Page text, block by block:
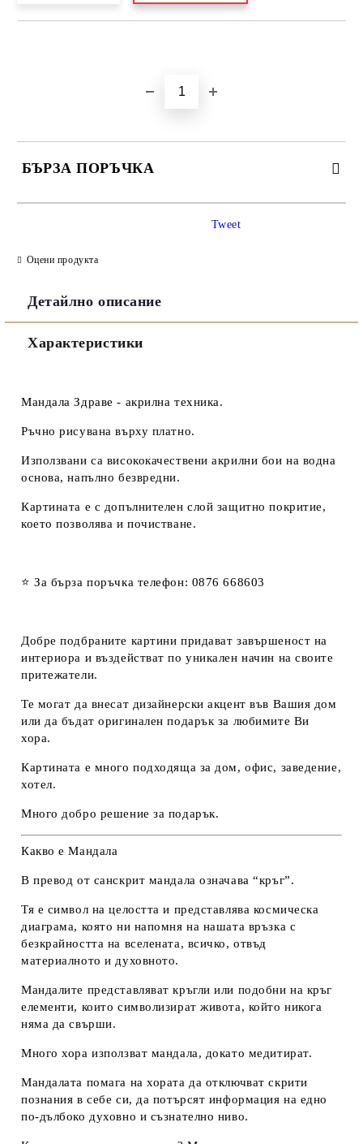
БЪРЗА ПОРЪЧКА
Ние ще се свържем с вас в рамките на работния ден.
Tweet
Оцени продукта
Детайлно описание
Характеристики
Мандала Здраве - акрилна техника.
Ръчно рисувана върху платно.
Използвани са висококачествени акрилни бои на водна
основа, напълно безвредни.
Картината е с допълнителен слой защитно покритие,
което позволява и почистване.
⭐ За бърза поръчка телефон: 0876 668603
Добре подбраните картини придават завършеност на
интериора и въздействат по уникален начин на своите
притежатели.
Те могат да внесат дизайнерски акцент във Вашия дом
или да бъдат оригинален подарък за любимите Ви
хора.
Картината е много подходяща за дом, офис, заведение,
хотел.
Много добро решение за подарък.
Какво е Мандала
В превод от санскрит мандала означава “кръг”.
Тя е символ на целостта и представлява космическа
диаграма, която ни напомня на нашата връзка с
безкрайността на вселената, всичко, отвъд
материалното и духовното.
Мандалите представляват кръгли или подобни на кръг
елементи, които символизират живота, който никога
няма да свърши.
Много хора използват мандала, докато медитират.
Мандалата помага на хората да отключват скрити
познания в себе си, да потърсят информация на едно
по-дълбоко духовно и съзнателно ниво.